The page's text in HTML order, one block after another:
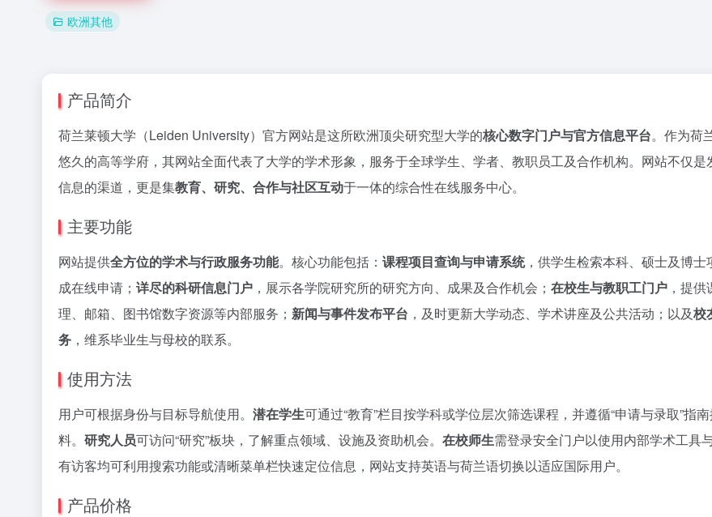
欧洲其他
产品简介
荷兰莱顿大学（Leiden University）官方网站是这所欧洲顶尖研究型大学的核心数字门户与官方信息平台。作为荷
悠久的高等学府，其网站全面代表了大学的学术形象，服务于全球学生、学者、教职员工及合作机构。网站不仅是
信息的渠道，更是集教育、研究、合作与社区互动于一体的综合性在线服务中心。
主要功能
网站提供全方位的学术与行政服务功能。核心功能包括： 课程项目查询与申请系统，供学生检索本科、硕士及博士
成在线申请； 详尽的科研信息门户 ，展示各学院研究所的研究方向、成果及合作机会； 在校生与教职工门户 ，提
理、邮箱、图书馆数字资源等内部服务； 新闻与事件发布平台 ，及时更新大学动态、学术讲座及公共活动；以及校
务 ，维系毕业生与母校的联系。
使用方法
用户可根据身份与目标导航使用。 潜在学生可通过“教育”栏目按学科或学位层次筛选课程，并遵循“申请与录取”指
料。 研究人员可访问“研究”板块，了解重点领域、设施及资助机会。 在校师生需登录安全门户以使用内部学术工具
有访客均可利用搜索功能或清晰菜单栏快速定位信息，网站支持英语与荷兰语切换以适应国际用户。
产品价格